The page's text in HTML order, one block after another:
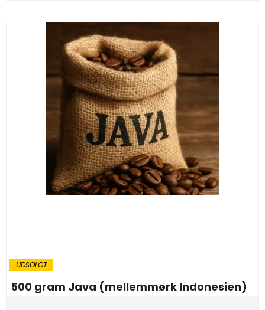
UDSOLGT
500 gram Java (mellemmørk Indonesien)